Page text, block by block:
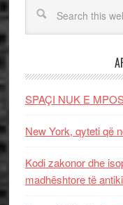
SPAÇI NUK E
New York, qyteti që
Kodi zakonor dhe
madhështore të